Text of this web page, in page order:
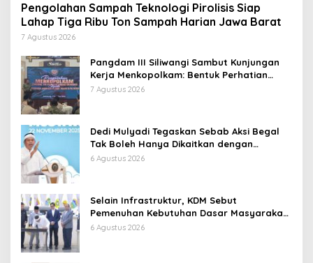
Pengolahan Sampah Teknologi Pirolisis Siap
Lahap Tiga Ribu Ton Sampah Harian Jawa Barat
7 Agustus 2026
Pangdam III Siliwangi Sambut Kunjungan
Kerja Menkopolkam: Bentuk Perhatian
Pemerintah
7 Agustus 2026
Dedi Mulyadi Tegaskan Sebab Aksi Begal
Tak Boleh Hanya Dikaitkan dengan
Ekonomi
6 Agustus 2026
Selain Infrastruktur, KDM Sebut
Pemenuhan Kebutuhan Dasar Masyarakat
Jadi Fokus APBD Jabar 2027
6 Agustus 2026